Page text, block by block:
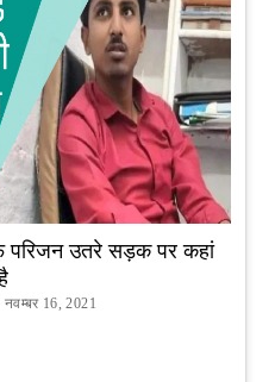
परिजन उतरे सड़क पर कहां
16, 2021